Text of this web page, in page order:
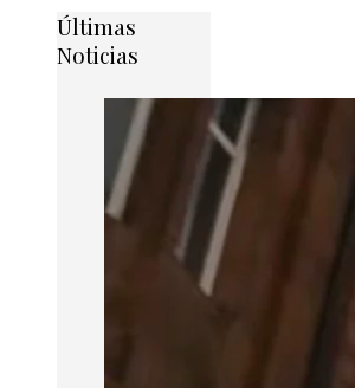
Últimas
Noticias